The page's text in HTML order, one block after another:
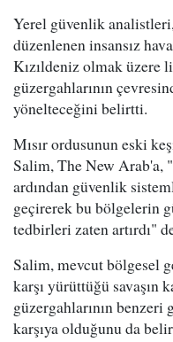
Yerel güvenlik
düzenlenen insansız hava
Kızıldeniz olmak üzere
güzergahlarının
yönelteceğini belirtti.
Mısır ordusunun eski
Salim, The New Arab'a,
ardından güvenlik
geçirerek bu bölgelerin
tedbirleri zaten artırdı"
Salim, mevcut bölgesel
karşı yürüttüğü savaşın
güzergahlarının
karşıya olduğunu da